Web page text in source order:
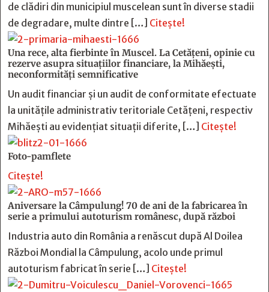
de clădiri din municipiul muscelean sunt în diverse stadii
de degradare, multe dintre […] Citește!
Una rece, alta fierbinte în Muscel. La Cetăţeni, opinie cu
rezerve asupra situaţiilor financiare, la Mihăeşti,
neconformităţi semnificative
Un audit financiar și un audit de conformitate efectuate
la unitățile administrativ teritoriale Cetățeni, respectiv
Mihăești au evidențiat situații diferite, […] Citește!
Foto-pamflete
Citește!
Aniversare la Câmpulung! 70 de ani de la fabricarea în
serie a primului autoturism românesc, după război
Industria auto din România a renăscut după Al Doilea
Război Mondial la Câmpulung, acolo unde primul
autoturism fabricat în serie […] Citește!